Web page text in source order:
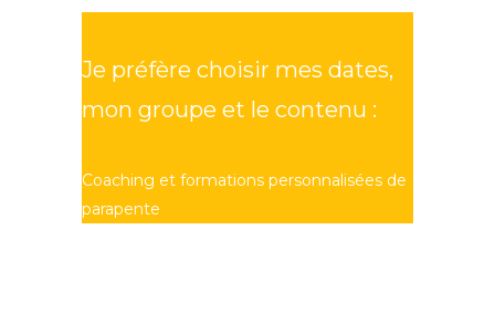
Je préfère choisir mes dates,
mon groupe et le contenu :
Coaching et formations personnalisées de
parapente